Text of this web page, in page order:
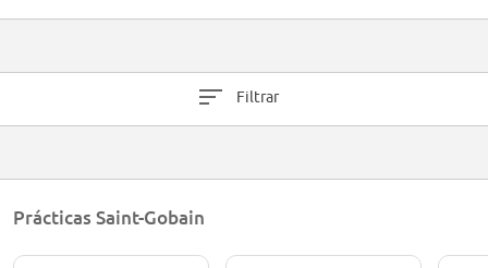
Filtrar
Prácticas Saint-Gobain